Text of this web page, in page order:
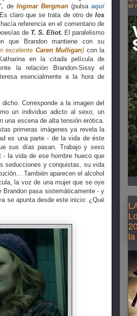
, de Ingmar Bergman (pulsaaquí
claro que se trata de otro de los
referencia en el comentario de
de T. S. Eliot. El paralelismo
que Brandon mantiene con su
excelente Caren Mulligan) con la
en la citada película de
la relación Brandon-Sissy el
esencialmente a la hora de
Corresponde a la imagen del
un individuo adicto al sexo, un
una escena de alta tensión erótica.
primeras imágenes ya revela la
es una parte - de la vida de éste
sus días pasan. Trabajo y sexo
la vida de ese hombre hueco que
seducciones y conquistas, su vida
También aparecen el alcohol
la voz de una mujer que se oye
Brandon pasa sistemáticamente - y
se apunta desde este inicio: ¿Qué
el